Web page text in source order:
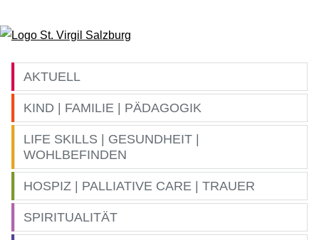
AKTUELL
KIND | FAMILIE | PÄDAGOGIK
LIFE SKILLS | GESUNDHEIT |
WOHLBEFINDEN
HOSPIZ | PALLIATIVE CARE | TRAUER
SPIRITUALITÄT